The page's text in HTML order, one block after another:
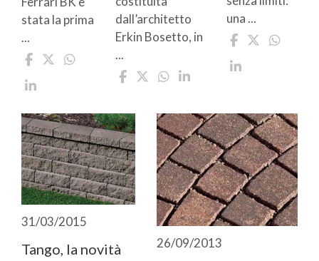
stata la prima
...
dall’architetto
Erkin Bosetto, in
...
una ...
31/03/2015
Tango, la novità
26/09/2013